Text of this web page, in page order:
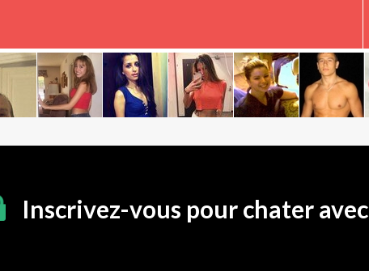
Inscrivez-vous pour chater avec